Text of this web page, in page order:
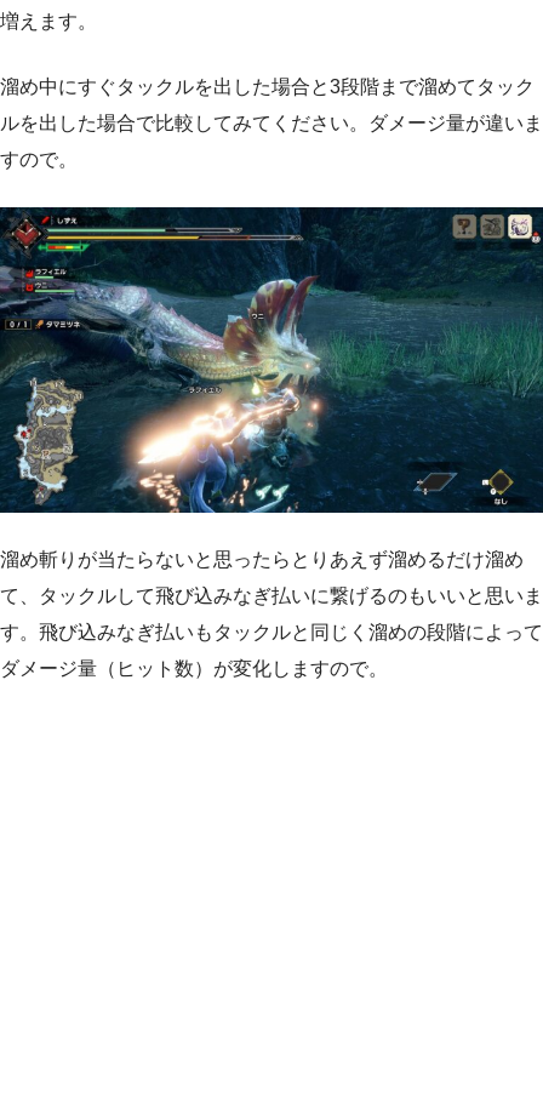
増えます。
溜め中にすぐタックルを出した場合と3段階まで溜めてタック
ルを出した場合で比較してみてください。ダメージ量が違いま
すので。
溜め斬りが当たらないと思ったらとりあえず溜めるだけ溜め
て、タックルして飛び込みなぎ払いに繋げるのもいいと思いま
す。飛び込みなぎ払いもタックルと同じく溜めの段階によって
ダメージ量（ヒット数）が変化しますので。